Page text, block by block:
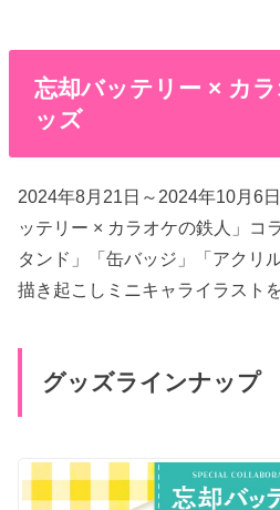
忘却バッテリー × カ
ッズ
2024年8月21日～2024年10月6
ッテリー × カラオケの鉄人」コ
タンド」「缶バッジ」「アクリ
描き起こしミニキャライラスト
グッズラインナップ